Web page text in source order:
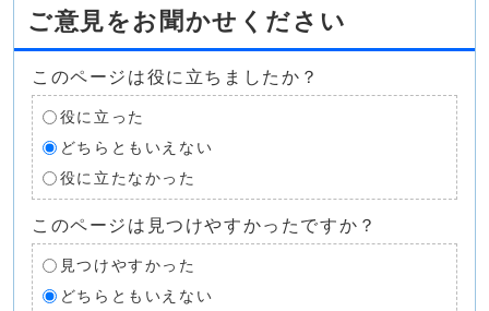
ご意見をお聞かせください
このページは役に立ちましたか？
役に立った
どちらともいえない
役に立たなかった
このページは見つけやすかったですか？
見つけやすかった
どちらともいえない